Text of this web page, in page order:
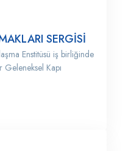
SERGİSİ
Enstitüsü iş birliğinde
Geleneksel Kapı